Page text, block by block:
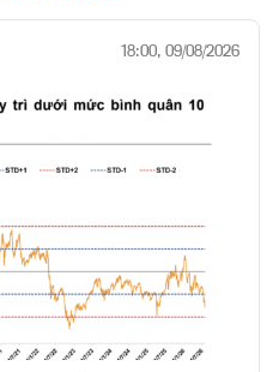
18:00, 09/08/2026